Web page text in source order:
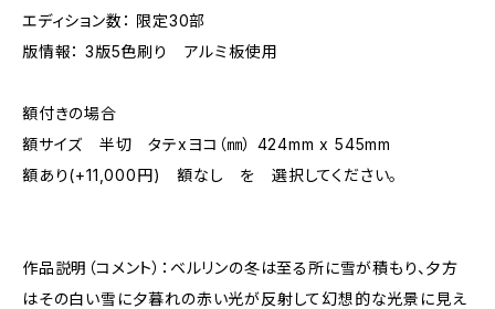
エディション数： 限定30部
版情報： 3版5色刷り アルミ板使用
額付きの場合
額サイズ 半切 タテxヨコ（㎜） 424mm x 545mm
額あり(+11,000円) 額なし を 選択してください。
作品説明（コメント）：ベルリンの冬は至る所に雪が積もり、夕方
はその白い雪に夕暮れの赤い光が反射して幻想的な光景に見え